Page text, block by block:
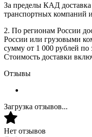
За пределы КАД
транспортных компаний
2. По регионам России
России или грузовыми
сумму от 1 000 рублей по
Стоимость доставки
Отзывы
Загрузка отзывов...
Нет отзывов